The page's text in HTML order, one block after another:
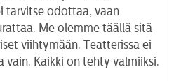
tarvitse odottaa, vaan
Me olemme täällä sitä
viihtymään. Teatterissa ei
vain. Kaikki on tehty valmiiksi.